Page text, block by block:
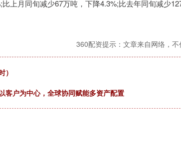
上月同旬减少67万吨，下降4.3%;比去年同旬减少
360配资提示：文章来自网络，不
）
户为中心，全球协同赋能多资产配置